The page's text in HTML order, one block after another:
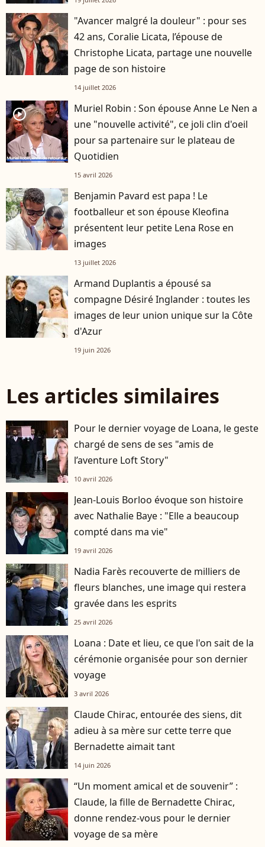
"Avancer malgré la douleur" : pour ses
42 ans, Coralie Licata, l’épouse de
Christophe Licata, partage une nouvelle
page de son histoire
14 juillet 2026
player2
Muriel Robin : Son épouse Anne Le Nen a
une "nouvelle activité", ce joli clin d'oeil
pour sa partenaire sur le plateau de
Quotidien
15 avril 2026
Benjamin Pavard est papa ! Le
footballeur et son épouse Kleofina
présentent leur petite Lena Rose en
images
13 juillet 2026
Armand Duplantis a épousé sa
compagne Désiré Inglander : toutes les
images de leur union unique sur la Côte
d'Azur
19 juin 2026
Les articles similaires
Pour le dernier voyage de Loana, le geste
chargé de sens de ses "amis de
l’aventure Loft Story"
10 avril 2026
Jean-Louis Borloo évoque son histoire
avec Nathalie Baye : "Elle a beaucoup
compté dans ma vie"
19 avril 2026
Nadia Farès recouverte de milliers de
fleurs blanches, une image qui restera
gravée dans les esprits
25 avril 2026
Loana : Date et lieu, ce que l'on sait de la
cérémonie organisée pour son dernier
voyage
3 avril 2026
Claude Chirac, entourée des siens, dit
adieu à sa mère sur cette terre que
Bernadette aimait tant
14 juin 2026
“Un moment amical et de souvenir” :
Claude, la fille de Bernadette Chirac,
donne rendez-vous pour le dernier
voyage de sa mère